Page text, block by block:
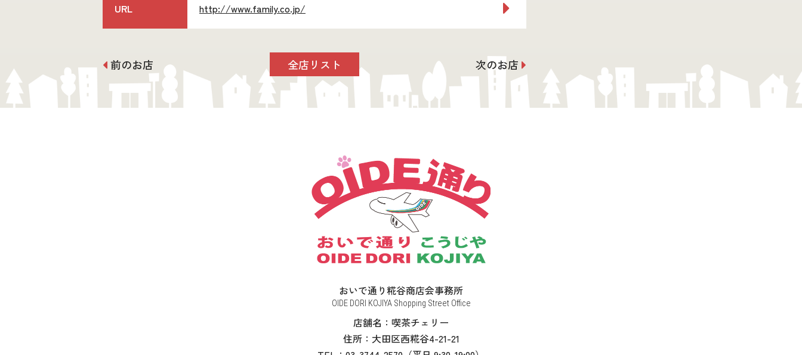
URL http://www.family.co.jp/
前のお店 全店リスト 次のお店
おいで通り糀谷商店会事務所
OIDE DORI KOJIYA Shopping Street Office
店舗名：喫茶チェリー
住所：大田区西糀谷4-21-21